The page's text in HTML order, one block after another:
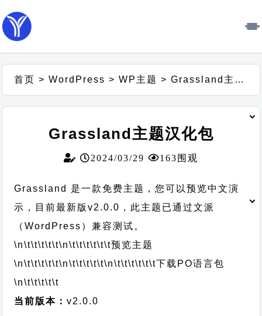
首页 >WordPress >WP主题 >Grassland主题汉化包
Grassland主题汉化包
2024/03/29 163围观
Grassland 是一款免费主题，您可以预览中文演
示，目前最新版v2.0.0，此主题已通过文派
（WordPress）兼容测试。
\n\t\t\t\t\t\n\t\t\t\t\t\t预览主题
\n\t\t\t\t\t\n\t\t\t\t\t\n\t\t\t\t\t\t下载PO语言包
\n\t\t\t\t\t
当前版本：v2.0.0